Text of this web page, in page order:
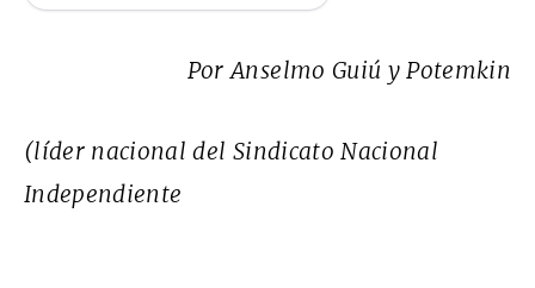
Por Anselmo Guiú y Potemkin
(líder nacional del Sindicato Nacional
Independiente